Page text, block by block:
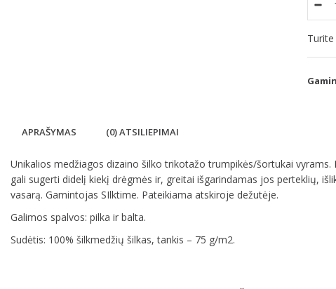
APRAŠYMAS (0) ATSILIEPIMAI
Unikalios medžiagos dizaino šilko trikotažo trumpikės/šortukai
gali sugerti didelį kiekį drėgmės ir, greitai išgarindamas jos perteklių,
vasarą. Gamintojas SIlktime. Pateikiama atskiroje dežutėje.
Galimos spalvos: pilka ir balta.
Sudėtis: 100% šilkmedžių šilkas, tankis – 75 g/m2.